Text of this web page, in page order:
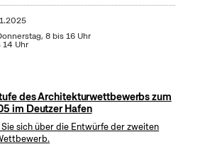
8 bis 16 Uhr
14 Uhr
des Architekturwettbewerbs zum
im Deutzer Hafen
sich über die Entwürfe der zweiten